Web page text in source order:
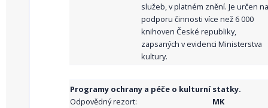
služeb, v platném znění. Je určen na
podporu činnosti více než 6 000
knihoven České republiky,
zapsaných v evidenci Ministerstva
kultury.
Programy ochrany a péče o kulturní statky.
Odpovědný rezort:
MK